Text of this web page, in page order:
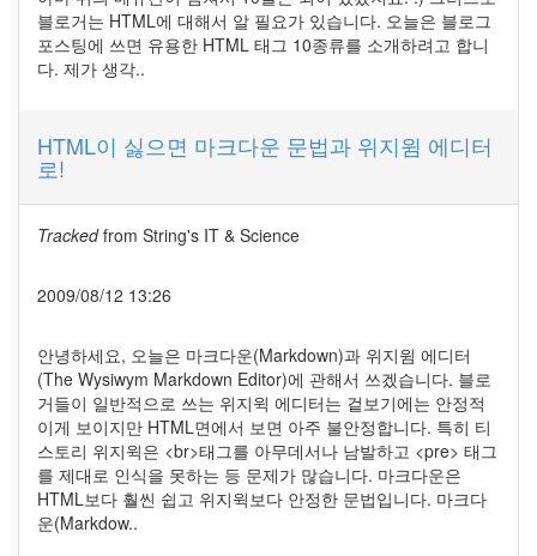
블로거는 HTML에 대해서 알 필요가 있습니다. 오늘은 블로그
포스팅에 쓰면 유용한 HTML 태그 10종류를 소개하려고 합니
다. 제가 생각..
HTML이 싫으면 마크다운 문법과 위지윔 에디터
로!
Trackedfrom String's IT & Science
2009/08/12 13:26
안녕하세요, 오늘은 마크다운(Markdown)과 위지윔 에디터
(The Wysiwym Markdown Editor)에 관해서 쓰겠습니다. 블로
거들이 일반적으로 쓰는 위지윅 에디터는 겉보기에는 안정적
이게 보이지만 HTML면에서 보면 아주 불안정합니다. 특히 티
스토리 위지윅은 <br>태그를 아무데서나 남발하고 <pre> 태그
를 제대로 인식을 못하는 등 문제가 많습니다. 마크다운은
HTML보다 훨씬 쉽고 위지윅보다 안정한 문법입니다. 마크다
운(Markdow..